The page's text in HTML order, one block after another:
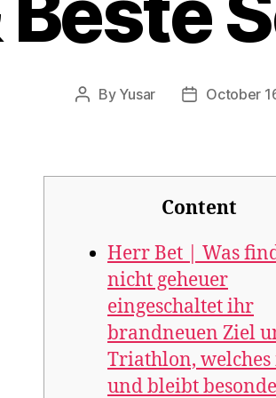
By Yusar October
Content
Herr Bet | Was
nicht geheuer
eingeschaltet ihr
brandneuen Ziel
Triathlon, welches
und bleibt